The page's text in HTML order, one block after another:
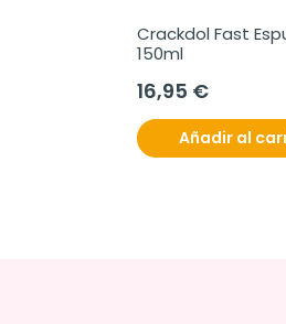
Crackdol Fast
150ml
16,95 €
Añadir al